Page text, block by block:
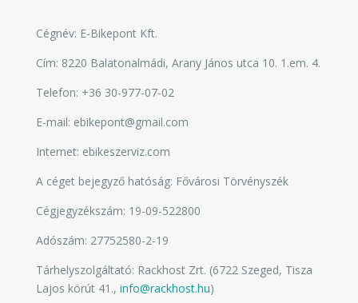
Cégnév: E-Bikepont Kft.
Cím: 8220 Balatonalmádi, Arany János utca 10. 1.em. 4.
Telefon: +36 30-977-07-02
E-mail: ebikepont@gmail.com
Internet: ebikeszerviz.com
A céget bejegyző hatóság: Fővárosi Törvényszék
Cégjegyzékszám: 19-09-522800
Adószám: 27752580-2-19
Tárhelyszolgáltató: Rackhost Zrt. (6722 Szeged, Tisza
Lajos körút 41 ., info@rackhost.hu)